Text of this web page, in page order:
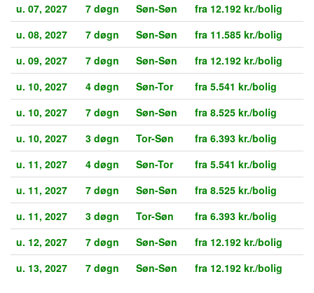
u. 07, 2027
7 døgn Søn-Søn
fra 12.192 kr./bolig
u. 08, 2027
7 døgn Søn-Søn
fra 11.585 kr./bolig
u. 09, 2027
7 døgn Søn-Søn
fra 12.192 kr./bolig
u. 10, 2027
4 døgn Søn-Tor
fra 5.541 kr./bolig
u. 10, 2027
7 døgn Søn-Søn
fra 8.525 kr./bolig
u. 10, 2027
3 døgn Tor-Søn
fra 6.393 kr./bolig
u. 11, 2027
4 døgn Søn-Tor
fra 5.541 kr./bolig
u. 11, 2027
7 døgn Søn-Søn
fra 8.525 kr./bolig
u. 11, 2027
3 døgn Tor-Søn
fra 6.393 kr./bolig
u. 12, 2027
7 døgn Søn-Søn
fra 12.192 kr./bolig
u. 13, 2027
7 døgn Søn-Søn fra 12.192 kr./bolig